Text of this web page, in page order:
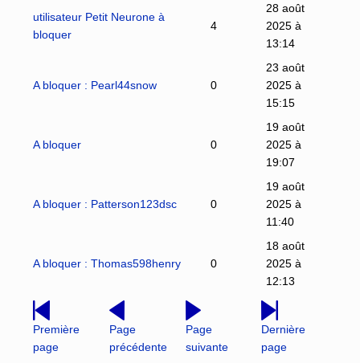
utilisateur Petit Neurone à
bloquer
4
28 août
2025 à
13:14
A bloquer : Pearl44snow 0
23 août
2025 à
15:15
A bloquer 0
19 août
2025 à
19:07
A bloquer : Patterson123dsc 0
19 août
2025 à
11:40
A bloquer : Thomas598henry 0
18 août
2025 à
12:13
Première
page
Page
précédente
Page
suivante
Dernière
page